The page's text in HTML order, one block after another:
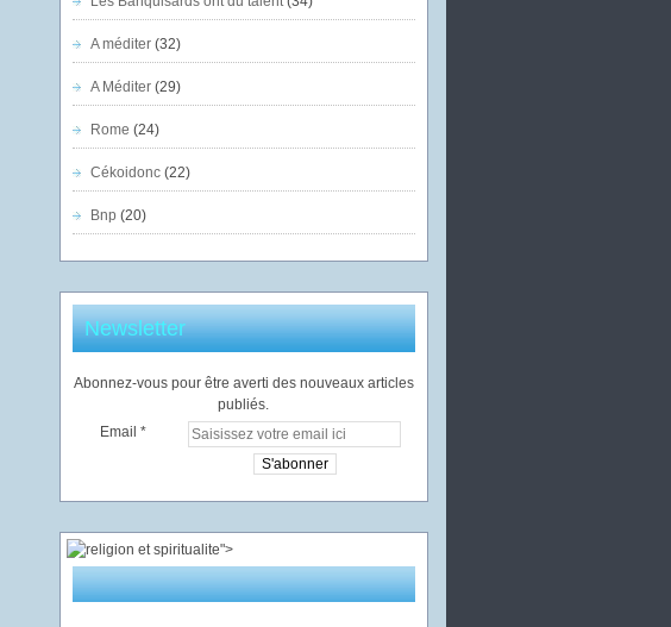
A méditer(32)
A Méditer(29)
Rome (24)
Cékoidonc(22)
Bnp (20)
Newsletter
Abonnez-vous pour être averti des nouveaux articles
publiés.
Email
">